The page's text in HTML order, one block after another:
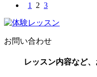
1 2 3
お問い合わせ
レッスン内容など